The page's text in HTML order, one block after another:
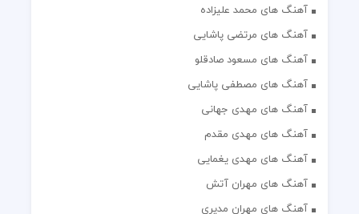
آهنگ های محمد علیزاده
آهنگ های مرتضی پاشایی
آهنگ های مسعود صادقلو
آهنگ های مصطفی پاشایی
آهنگ های مهدی جهانی
آهنگ های مهدی مقدم
آهنگ های مهدی یغمایی
آهنگ های مهران آتش
آهنگ های مهران مدیری